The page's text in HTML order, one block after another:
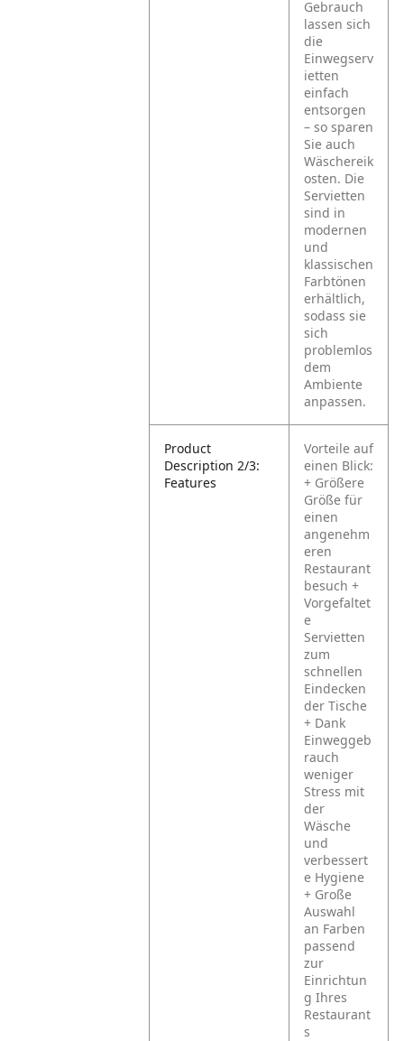
Gebrauch
lassen sich
die
Einwegserv
ietten
einfach
entsorgen
– so sparen
Sie auch
Wäschereik
osten. Die
Servietten
sind in
modernen
und
klassischen
Farbtönen
erhältlich,
sodass sie
sich
problemlos
dem
Ambiente
anpassen.
Product
Description 2/3:
Features
Vorteile auf
einen Blick:
+ Größere
Größe für
einen
angenehm
eren
Restaurant
besuch +
Vorgefaltet
e
Servietten
zum
schnellen
Eindecken
der Tische
+ Dank
Einweggeb
rauch
weniger
Stress mit
der
Wäsche
und
verbessert
e Hygiene
+ Große
Auswahl
an Farben
passend
zur
Einrichtun
g Ihres
Restaurant
s